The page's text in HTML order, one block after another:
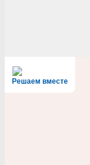
Решаем вместе